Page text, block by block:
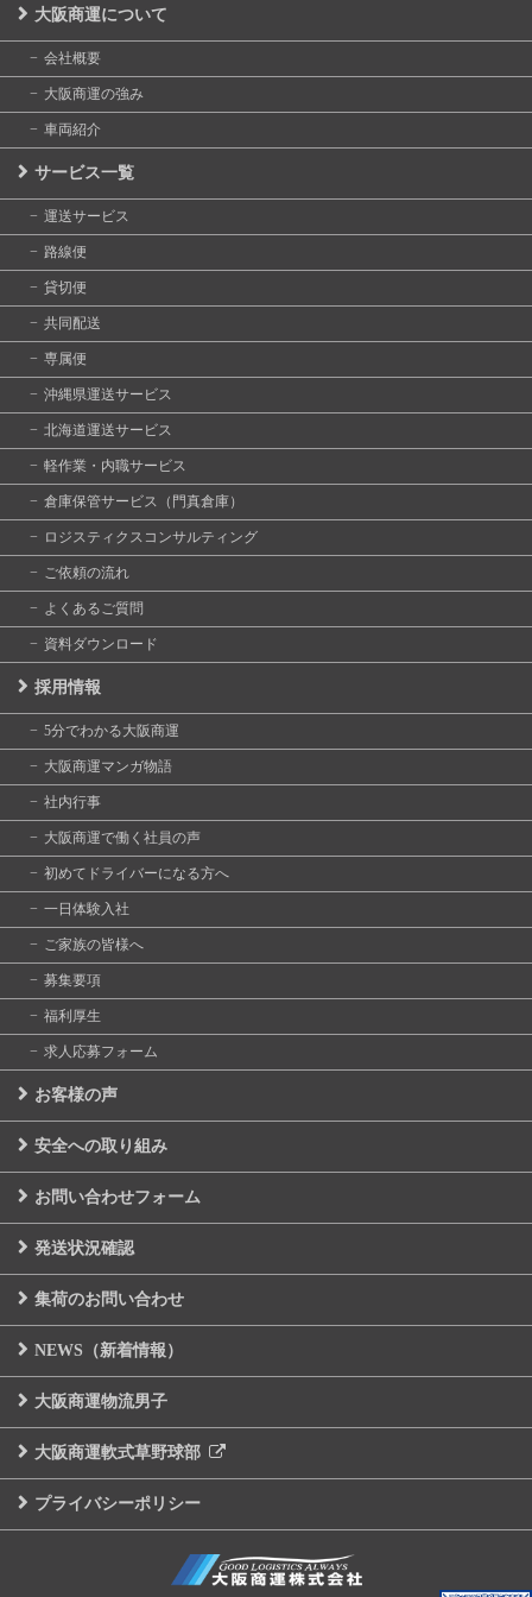
大阪商運について
会社概要
大阪商運の強み
車両紹介
サービス一覧
運送サービス
路線便
貸切便
共同配送
専属便
沖縄県運送サービス
北海道運送サービス
軽作業・内職サービス
倉庫保管サービス（門真倉庫）
ロジスティクスコンサルティング
ご依頼の流れ
よくあるご質問
資料ダウンロード
採用情報
5分でわかる大阪商運
大阪商運マンガ物語
社内行事
大阪商運で働く社員の声
初めてドライバーになる方へ
一日体験入社
ご家族の皆様へ
募集要項
福利厚生
求人応募フォーム
お客様の声
安全への取り組み
お問い合わせフォーム
発送状況確認
集荷のお問い合わせ
NEWS（新着情報）
大阪商運物流男子
大阪商運軟式草野球部
プライバシーポリシー